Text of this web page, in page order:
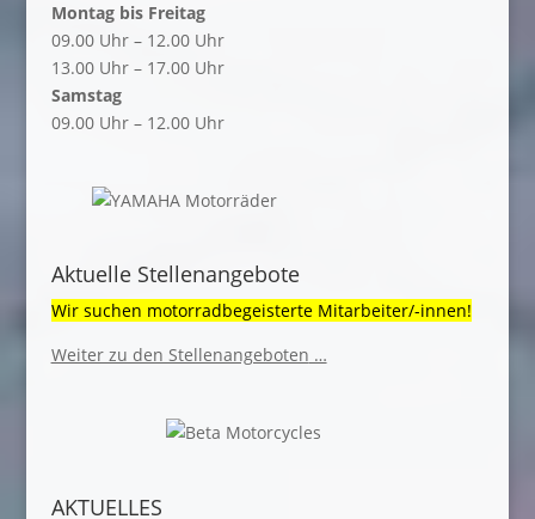
Montag bis Freitag
09.00 Uhr – 12.00 Uhr
13.00 Uhr – 17.00 Uhr
Samstag
09.00 Uhr – 12.00 Uhr
Aktuelle Stellenangebote
Wir suchen motorradbegeisterte Mitarbeiter/-innen!
Weiter zu den Stellenangeboten …
AKTUELLES